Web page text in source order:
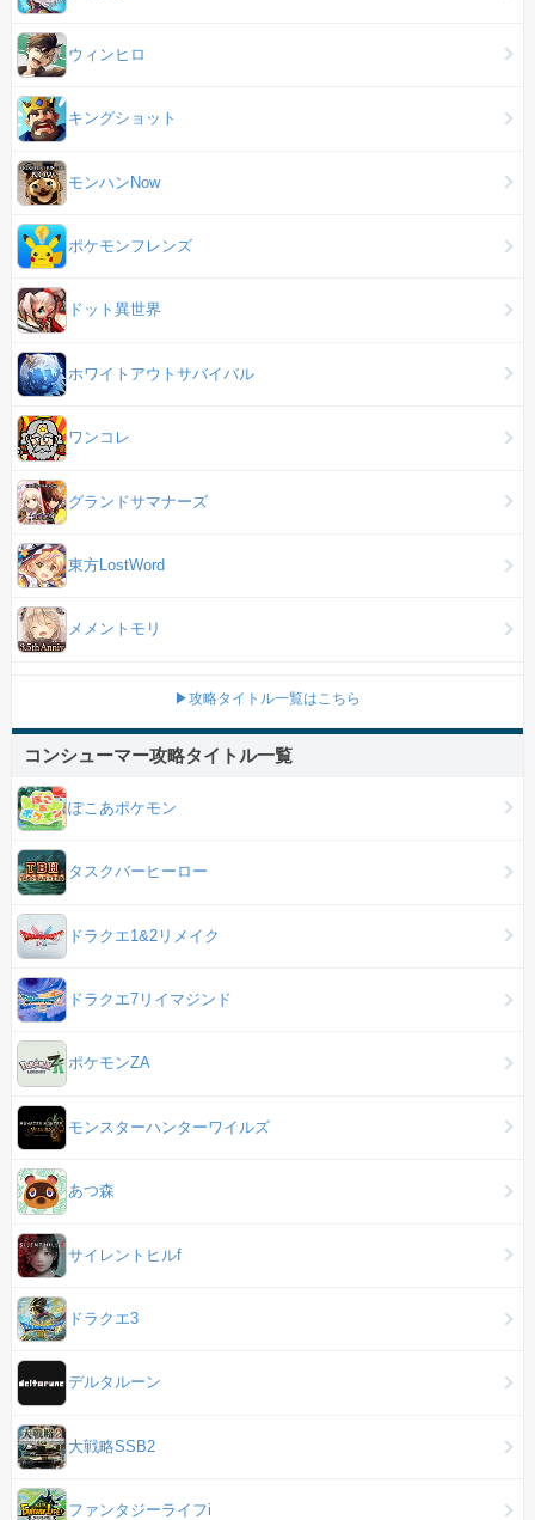
ウィンヒロ
キングショット
モンハンNow
ポケモンフレンズ
ドット異世界
ホワイトアウトサバイバル
ワンコレ
グランドサマナーズ
東方LostWord
メメントモリ
▶攻略タイトル一覧はこちら
コンシューマー攻略タイトル一覧
ぽこあポケモン
タスクバーヒーロー
ドラクエ1&2リメイク
ドラクエ7リイマジンド
ポケモンZA
モンスターハンターワイルズ
あつ森
サイレントヒルf
ドラクエ3
デルタルーン
大戦略SSB2
ファンタジーライフi